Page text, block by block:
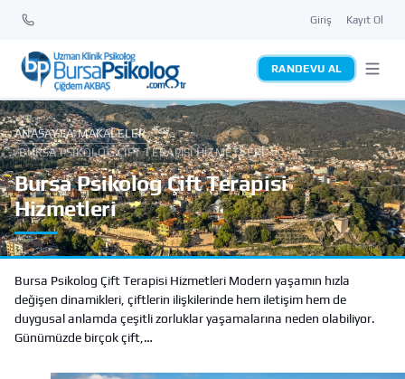
Giriş Kayıt Ol
RANDEVU AL
ANASAYFA/MAKALELER
/BURSA PSIKOLOG ÇIFT TERAPISI HIZMETLERI
Bursa Psikolog Çift Terapisi
Hizmetleri
Bursa Psikolog Çift Terapisi Hizmetleri Modern yaşamın hızla
değişen dinamikleri, çiftlerin ilişkilerinde hem iletişim hem de
duygusal anlamda çeşitli zorluklar yaşamalarına neden olabiliyor.
Günümüzde birçok çift,…